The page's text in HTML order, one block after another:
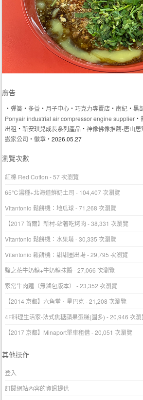
廣告
‧彈簧 ‧ 多益 ‧ 月子中心 ‧巧克力專賣店 ‧南紀 ‧黑
Ponyair industrial air compressor engine supplier ‧
出租 ‧新安琪兒成長系列產品 ‧神像佛像推薦-唐山居
搬家公司 ‧徽章 ‧2026.05.27
瀏覽次數
紅棉 Red Cotton - 57 次瀏覽
65℃湯種+北海道鮮奶土司 - 104,407 次瀏覽
Vitantonio 鬆餅機：地瓜球- 71,268 次瀏覽
【2017 首爾】新村-站著吃烤肉 - 38,331 次瀏覽
Vitantonio 鬆餅機：水果塔- 30,335 次瀏覽
Vitantonio 鬆餅機：甜甜圈出場- 29,795 次瀏覽
鹽之花牛奶糖+牛奶糖抹醬- 27,066 次瀏覽
家常牛肉麵（無滷包版本）
- 23,352 次瀏覽
【2014 京都】六角堂．星巴克- 21,208 次瀏覽
4F料理生活家-法式焦糖蘋果蛋糕(圖多) - 20,946 次瀏
【2017 京都】Minaport單車租借- 20,051 次瀏覽
其他操作
登入
訂閱網站內容的資訊提供